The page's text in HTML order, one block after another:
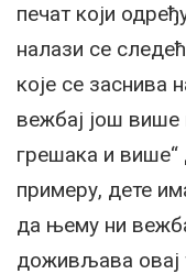
печат који
налази се
које се заснива
вежбај још више
грешака и више“
примеру, дете
да њему ни
доживљава овај